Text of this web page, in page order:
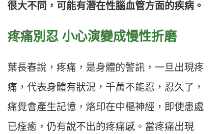
很大不同，可能有潛在性腦血管方面的疾病。
疼痛別忍 小心演變成慢性折磨
葉長春說，疼痛，是身體的警訊，一旦出現疼
痛，代表身體有狀況，千萬不能忍，忍久了，
痛覺會產生記憶，烙印在中樞神經，即使患處
已痊癒，仍有說不出的疼痛感。當疼痛出現